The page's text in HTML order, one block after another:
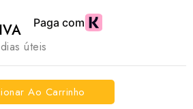
úteis
Ao Carrinho